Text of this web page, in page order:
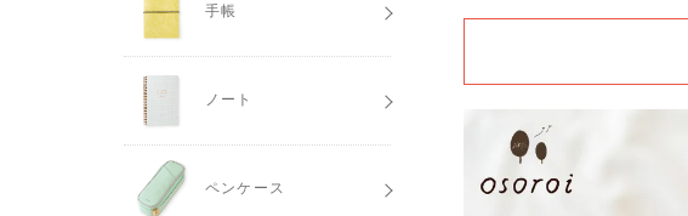
手帳
ノート
ペンケース